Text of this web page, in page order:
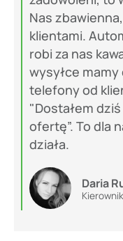
Nas
klientami.
robi za nas
wysyłce
telefony od
"Dostałem
ofertę”. To dla
działa.
Daria